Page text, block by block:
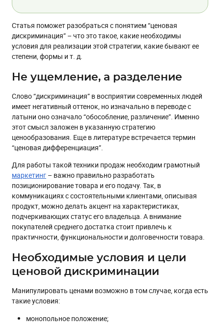
Статья поможет разобраться с понятием “ценовая
дискриминация” – что это такое, какие необходимы
условия для реализации этой стратегии, какие бывают ее
степени, формы и т. д.
Не ущемление, а разделение
Слово “дискриминация” в восприятии современных людей
имеет негативный оттенок, но изначально в переводе с
латыни оно означало “обособление, различение”. Именно
этот смысл заложен в указанную стратегию
ценообразования. Еще в литературе встречается термин
“ценовая дифференциация”.
Для работы такой техники продаж необходим грамотный
маркетинг – важно правильно разработать
позиционирование товара и его подачу. Так, в
коммуникациях с состоятельными клиентами, описывая
продукт, можно делать акцент на характеристиках,
подчеркивающих статус его владельца. А внимание
покупателей среднего достатка стоит привлечь к
практичности, функциональности и долговечности товара.
Необходимые условия и цели
ценовой дискриминации
Манипулировать ценами возможно в том случае, когда есть
такие условия:
монопольное положение;